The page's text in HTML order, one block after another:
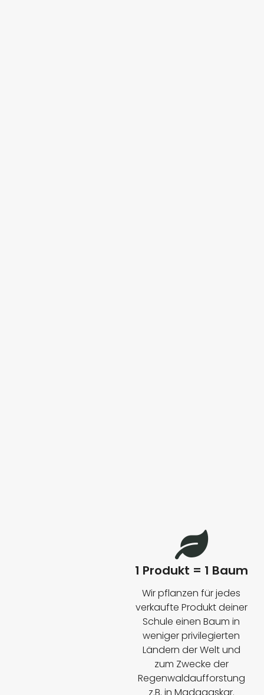
1 Produkt = 1 Baum
Wir pflanzen für jedes
verkaufte Produkt deiner
Schule einen Baum in
weniger privilegierten
Ländern der Welt und
zum Zwecke der
Regenwaldaufforstung
z.B. in Madagaskar.
INFO ZU UNSEREN
GRÖSSEN